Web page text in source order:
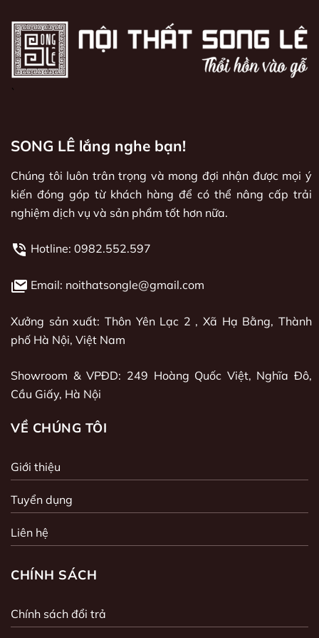
`
SONG LÊ lắng nghe bạn!
Chúng tôi luôn trân trọng và mong đợi nhận được mọi ý
kiến đóng góp từ khách hàng để có thể nâng cấp trải
nghiệm dịch vụ và sản phẩm tốt hơn nữa.
Hotline: 0982.552.597
Email: noithatsongle@gmail.com
Xưởng sản xuất: Thôn Yên Lạc 2 , Xã Hạ Bằng, Thành
phố Hà Nội, Việt Nam
Showroom & VPĐD: 249 Hoàng Quốc Việt, Nghĩa Đô,
Cầu Giấy, Hà Nội
VỀ CHÚNG TÔI
Giới thiệu
Tuyển dụng
Liên hệ
CHÍNH SÁCH
Chính sách đổi trả